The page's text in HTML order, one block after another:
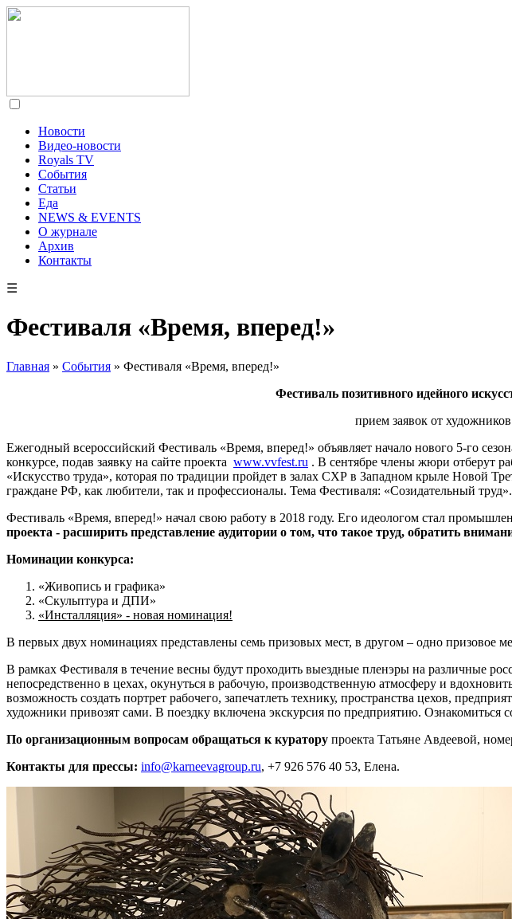
Новости
Видео-новости
Royals TV
События
Статьи
Еда
NEWS & EVENTS
О журнале
Архив
Контакты
☰
Фестиваля «Время, вперед!»
Главная » События » Фестиваля «Время, вперед!»
Фестиваль позитивного идейного
прием заявок от
Ежегодный всероссийский Фестиваль «Время, вперед!» объявляет начало нового 5-го
конкурсе, подав заявку на сайте проекта www.vvfest.ru . В сентябре члены жюри отберут
«Искусство труда», которая по традиции пройдет в залах СХР в Западном крыле Новой
граждане РФ, как любители, так и профессионалы. Тема Фестиваля: «Созидательный труд».
Фестиваль «Время, вперед!» начал свою работу в 2018 году. Его идеологом стал
проекта - расширить представление аудитории о том, что такое труд, обратить
Номинации конкурса:
«Живопись и графика»
«Скульптура и ДПИ»
«Инсталляция» - новая номинация!
В первых двух номинациях представлены семь призовых мест, в другом – одно призовое
В рамках Фестиваля в течение весны будут проходить выездные пленэры на различные
непосредственно в цехах, окунуться в рабочую, производственную атмосферу и
возможность создать портрет рабочего, запечатлеть технику, пространства цехов,
художники привозят сами. В поездку включена экскурсия по предприятию.
По организационным вопросам обращаться к куратору проекта Татьяне Авдеевой,
Контакты для прессы: info@karneevagroup.ru, +7 926 576 40 53, Елена.